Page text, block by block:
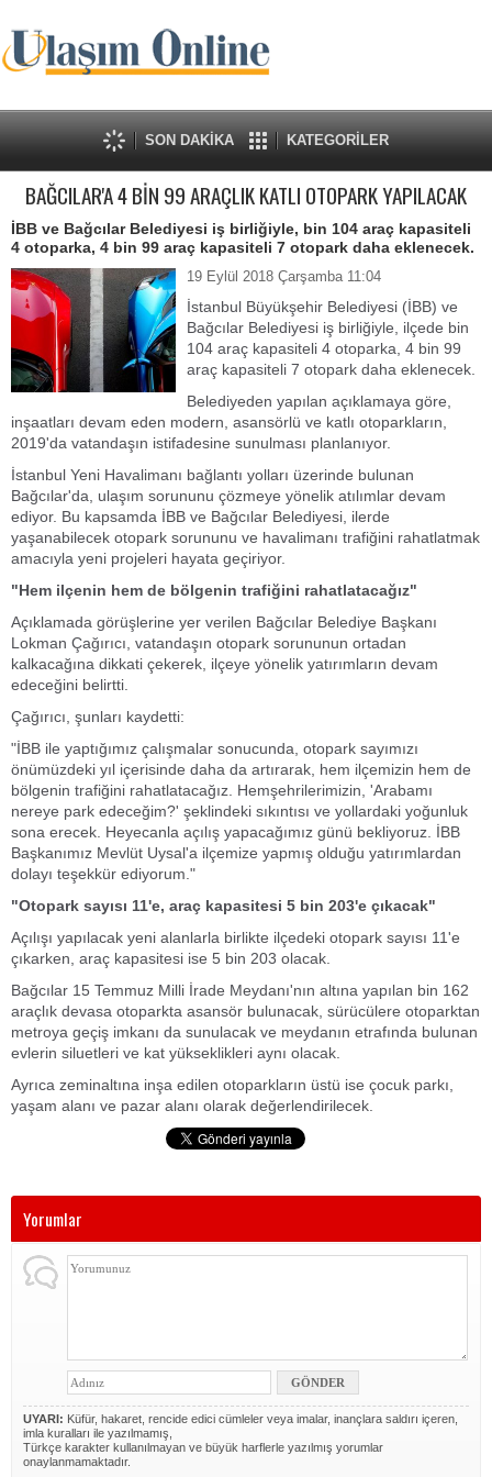
SON DAKİKA KATEGORİLER
BAĞCILAR'A 4 BİN 99 ARAÇLIK KATLI OTOPARK YAPILACAK
İBB ve Bağcılar Belediyesi iş birliğiyle, bin 104 araç kapasiteli
4 otoparka, 4 bin 99 araç kapasiteli 7 otopark daha eklenecek.
19 Eylül 2018 Çarşamba 11:04
İstanbul Büyükşehir Belediyesi (İBB) ve
Bağcılar Belediyesi iş birliğiyle, ilçede bin
104 araç kapasiteli 4 otoparka, 4 bin 99
araç kapasiteli 7 otopark daha eklenecek.
Belediyeden yapılan açıklamaya göre,
inşaatları devam eden modern, asansörlü ve katlı otoparkların,
2019'da vatandaşın istifadesine sunulması planlanıyor.
İstanbul Yeni Havalimanı bağlantı yolları üzerinde bulunan
Bağcılar'da, ulaşım sorununu çözmeye yönelik atılımlar devam
ediyor. Bu kapsamda İBB ve Bağcılar Belediyesi, ilerde
yaşanabilecek otopark sorununu ve havalimanı trafiğini rahatlatmak
amacıyla yeni projeleri hayata geçiriyor.
"Hem ilçenin hem de bölgenin trafiğini rahatlatacağız"
Açıklamada görüşlerine yer verilen Bağcılar Belediye Başkanı
Lokman Çağırıcı, vatandaşın otopark sorununun ortadan
kalkacağına dikkati çekerek, ilçeye yönelik yatırımların devam
edeceğini belirtti.
Çağırıcı, şunları kaydetti:
"İBB ile yaptığımız çalışmalar sonucunda, otopark sayımızı
önümüzdeki yıl içerisinde daha da artırarak, hem ilçemizin hem de
bölgenin trafiğini rahatlatacağız. Hemşehrilerimizin, 'Arabamı
nereye park edeceğim?' şeklindeki sıkıntısı ve yollardaki yoğunluk
sona erecek. Heyecanla açılış yapacağımız günü bekliyoruz. İBB
Başkanımız Mevlüt Uysal'a ilçemize yapmış olduğu yatırımlardan
dolayı teşekkür ediyorum."
"Otopark sayısı 11'e, araç kapasitesi 5 bin 203'e çıkacak"
Açılışı yapılacak yeni alanlarla birlikte ilçedeki otopark sayısı 11'e
çıkarken, araç kapasitesi ise 5 bin 203 olacak.
Bağcılar 15 Temmuz Milli İrade Meydanı'nın altına yapılan bin 162
araçlık devasa otoparkta asansör bulunacak, sürücülere otoparktan
metroya geçiş imkanı da sunulacak ve meydanın etrafında bulunan
evlerin siluetleri ve kat yükseklikleri aynı olacak.
Ayrıca zeminaltına inşa edilen otoparkların üstü ise çocuk parkı,
yaşam alanı ve pazar alanı olarak değerlendirilecek.
Yorumlar
UYARI: Küfür, hakaret, rencide edici cümleler veya imalar, inançlara saldırı içeren,
imla kuralları ile yazılmamış,
Türkçe karakter kullanılmayan ve büyük harflerle yazılmış yorumlar
onaylanmamaktadır.